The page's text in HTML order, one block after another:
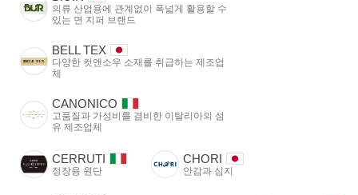
의류 산업용에 관계없이 폭넓게 활용할 수
있는 면 지퍼 브랜드
BELL TEX
다양한 컷앤소우 소재를 취급하는 제조업
체
CANONICO
고품질과 가성비를 겸비한 이탈리아의 섬
유 제조업체
CERRUTI
정장용 원단
CHORI
안감과 심지